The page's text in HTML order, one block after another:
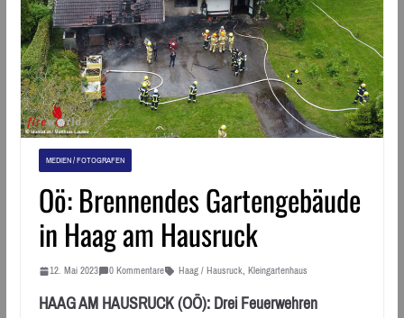
MEDIEN / FOTOGRAFEN
Oö: Brennendes Gartengebäude
in Haag am Hausruck
12. Mai 2023 0 Kommentare Haag / Hausruck, Kleingartenhaus
HAAG AM HAUSRUCK (OÖ): Drei Feuerwehren